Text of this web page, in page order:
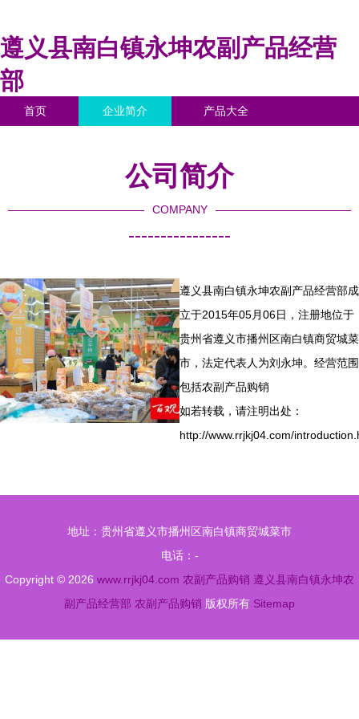
遵义县南白镇永坤农副产品经营
部
首页 企业简介 产品大全
公司简介
COMPANY
----------------
遵义县南白镇永坤农副产品经营部成
立于2015年05月06日，注册地位于
贵州省遵义市播州区南白镇商贸城菜
市，法定代表人为刘永坤。经营范围
包括农副产品购销
如若转载，请注明出处：
http://www.rrjkj04.com/
地址：贵州省遵义市播州区南白镇商贸城菜市
电话：-
Copyright © 2026 www.rrjkj04.com 农副产品购销 遵义县南白镇永坤农
副产品经营部 农副产品购销 版权所有 Sitemap